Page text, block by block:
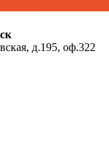
д.195, оф.322